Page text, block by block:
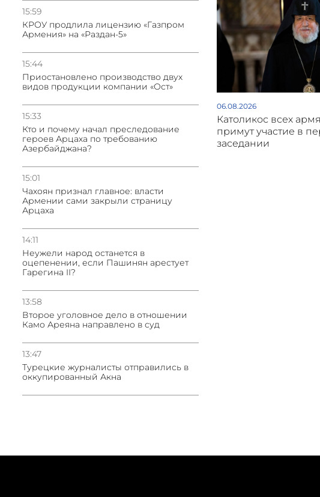
15:59
КРОУ продлила лицензию «Газпром
Армения» на «Раздан-5»
15:44
Приостановлено производство двух
видов продукции компании «Ост»
15:33
Кто и почему начал преследование
героев Арцаха по требованию
Азербайджана?
15:01
Чахоян признал главное: власти
Армении сами закрыли страницу
Арцаха
14:11
Неужели народ останется в
оцепенении, если Пашинян арестует
Гарегина II?
13:58
Второе уголовное дело в отношении
Камо Ареяна направлено в суд
13:47
Турецкие журналисты отправились в
оккупированный Акна
06.08.2026
Католикос всех
примут участие в
заседании